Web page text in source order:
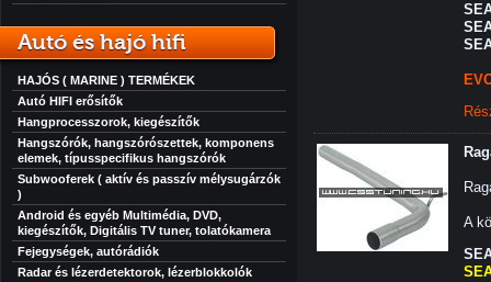
Autó és hajó hifi
HAJÓS ( MARINE ) TERMÉKEK
Autó HIFI erősítők
Hangprocesszorok, kiegészítők
Hangszórók, hangszórószettek, komponens
elemek, típusspecifikus hangszórók
Subwooferek ( aktív és passzív mélysugárzók
)
Android és egyéb Multimédia, DVD,
kiegészítők, Digitális TV tuner, tolatókamera
Fejegységek, autórádiók
Radar és lézerdetektorok, lézerblokkolók
A